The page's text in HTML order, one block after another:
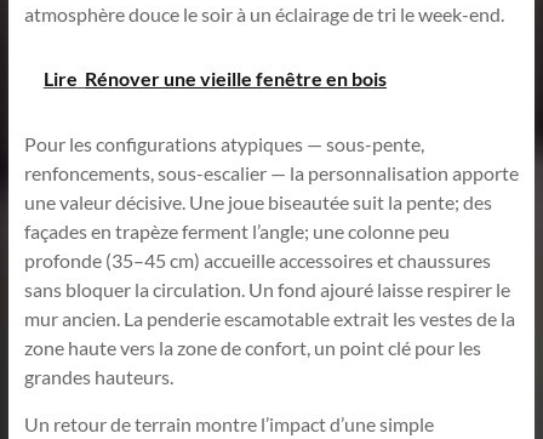
atmosphère douce le soir à un éclairage de tri le week-end.
Lire Rénover une vieille fenêtre en bois
Pour les configurations atypiques — sous-pente,
renfoncements, sous-escalier — la personnalisation apporte
une valeur décisive. Une joue biseautée suit la pente; des
façades en trapèze ferment l’angle; une colonne peu
profonde (35–45 cm) accueille accessoires et chaussures
sans bloquer la circulation. Un fond ajouré laisse respirer le
mur ancien. La penderie escamotable extrait les vestes de la
zone haute vers la zone de confort, un point clé pour les
grandes hauteurs.
Un retour de terrain montre l’impact d’une simple